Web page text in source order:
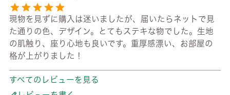
現物を見ずに購入は迷いましたが、届いたらネットで見
た通りの色、デザイン。とてもステキな物でした。生地
の肌触り、座り心地も良いです。重厚感漂い、お部屋の
格が上がりました！
すべてのレビューを見る